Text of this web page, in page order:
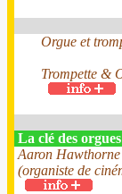
Orgue et
Trompette &
La clé des orgues
Aaron Hawthorne
(organiste de